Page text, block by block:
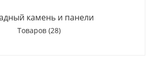
камень и панели
Товаров (28)